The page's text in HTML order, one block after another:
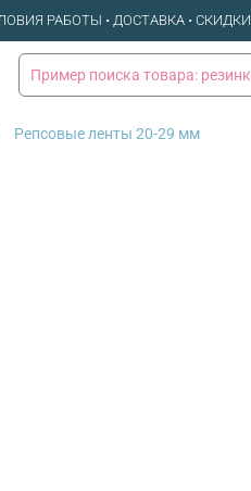
РАБОТЫ • ДОСТАВКА • СКИДКИ
Репсовые ленты 20-29 мм